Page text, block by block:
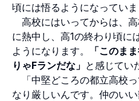
頃には悟るようになっていま
高校にはいってからは、
に熱中し、高1の終わり頃に
ようになります。
「このま
りゃFランだな」 と感じてい
「中堅どころの都立高校
なり厳しいんです。仲のい